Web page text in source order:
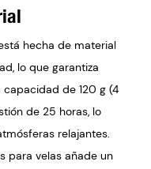
hecha de material
lo que garantiza
de 120 g (4
de 25 horas, lo
relajantes.
para velas añade un